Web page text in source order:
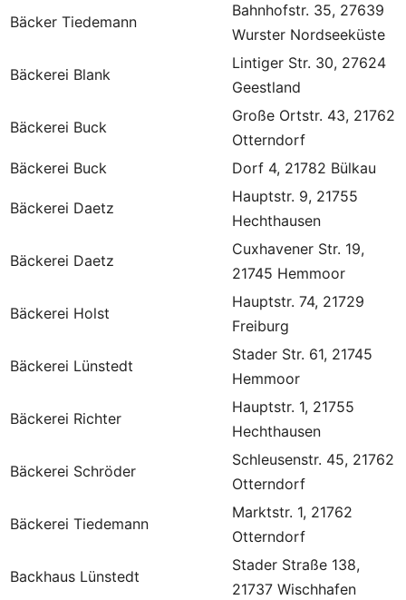
Bäcker Tiedemann
Bahnhofstr. 35, 27639
Wurster Nordseeküste
Bäckerei Blank
Lintiger Str. 30, 27624
Geestland
Bäckerei Buck
Große Ortstr. 43, 21762
Otterndorf
Bäckerei Buck
Dorf 4, 21782 Bülkau
Bäckerei Daetz
Hauptstr. 9, 21755
Hechthausen
Bäckerei Daetz
Cuxhavener Str. 19,
21745 Hemmoor
Bäckerei Holst
Hauptstr. 74, 21729
Freiburg
Bäckerei Lünstedt
Stader Str. 61, 21745
Hemmoor
Bäckerei Richter
Hauptstr. 1, 21755
Hechthausen
Bäckerei Schröder
Schleusenstr. 45, 21762
Otterndorf
Bäckerei Tiedemann
Marktstr. 1, 21762
Otterndorf
Backhaus Lünstedt
Stader Straße 138,
21737 Wischhafen